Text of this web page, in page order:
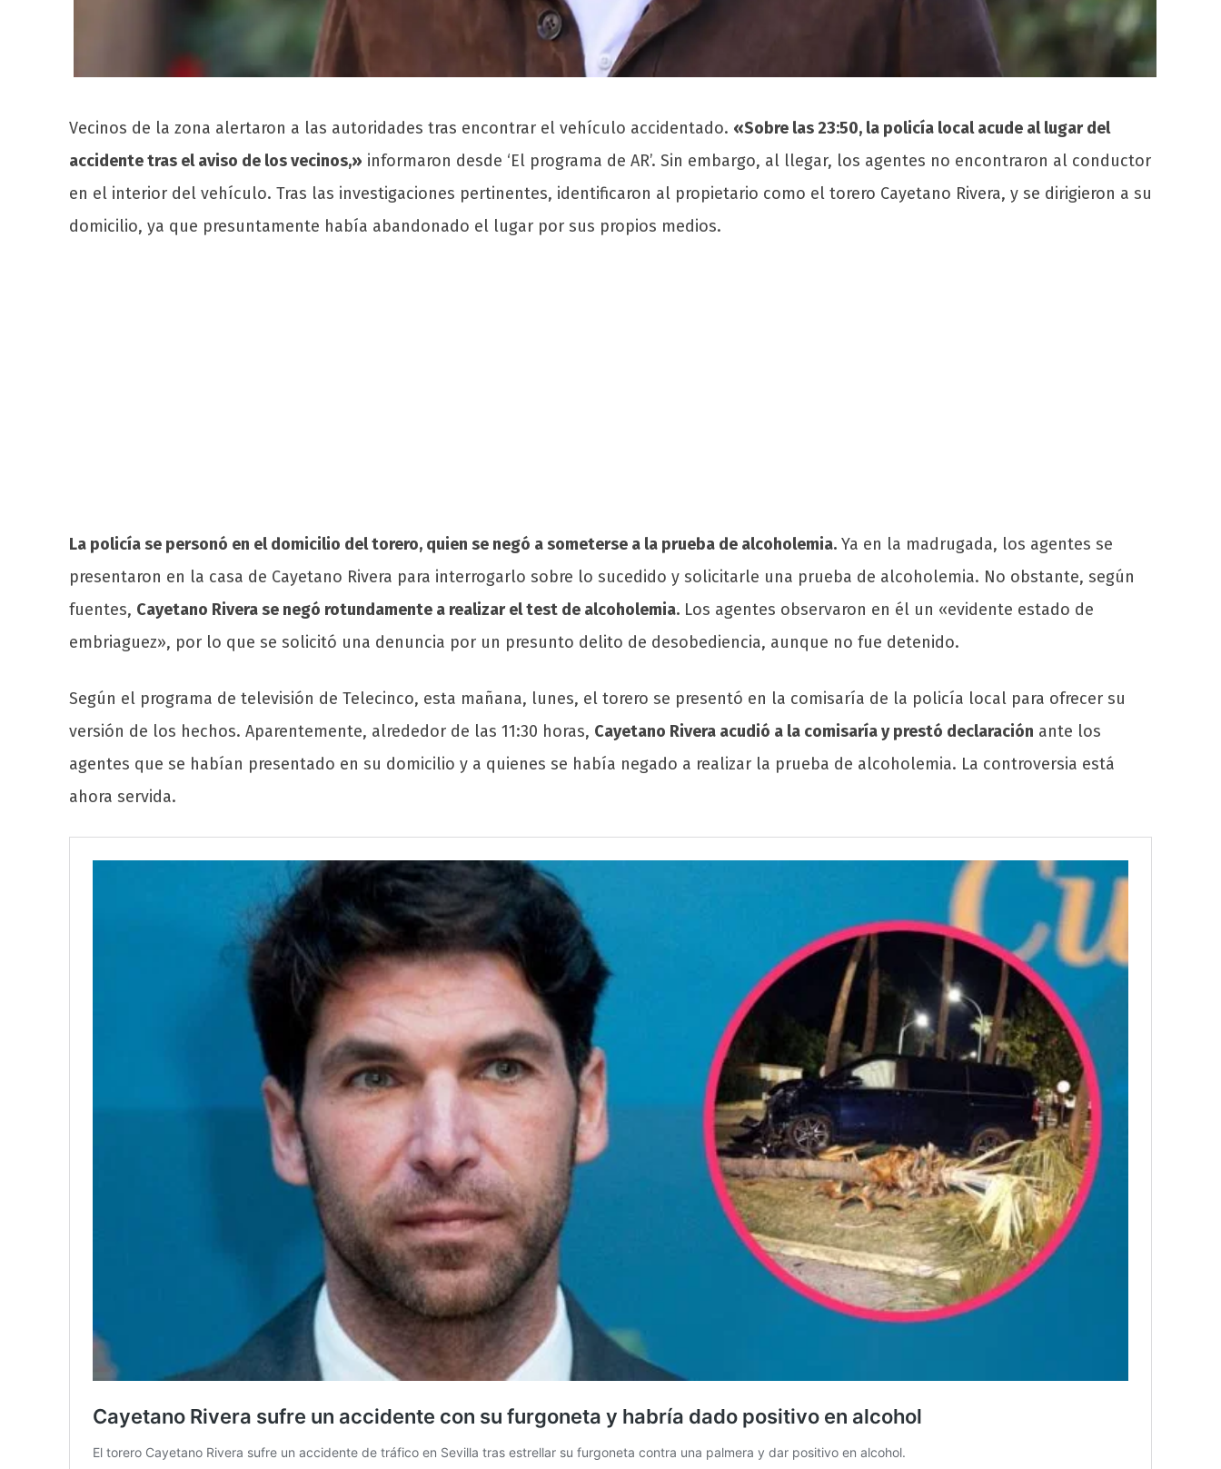
Vecinos de la zona alertaron a las autoridades tras encontrar el vehículo accidentado. «Sobre las 23:50, la policía local acude al lugar del
accidente tras el aviso de los vecinos,» informaron desde ‘El programa de AR’. Sin embargo, al llegar, los agentes no encontraron al conductor
en el interior del vehículo. Tras las investigaciones pertinentes, identificaron al propietario como el torero Cayetano Rivera, y se dirigieron a su
domicilio, ya que presuntamente había abandonado el lugar por sus propios medios.
La policía se personó en el domicilio del torero, quien se negó a someterse a la prueba de alcoholemia. Ya en la madrugada, los agentes se
presentaron en la casa de Cayetano Rivera para interrogarlo sobre lo sucedido y solicitarle una prueba de alcoholemia. No obstante, según
fuentes, Cayetano Rivera se negó rotundamente a realizar el test de alcoholemia. Los agentes observaron en él un «evidente estado de
embriaguez», por lo que se solicitó una denuncia por un presunto delito de desobediencia, aunque no fue detenido.
Según el programa de televisión de Telecinco, esta mañana, lunes, el torero se presentó en la comisaría de la policía local para ofrecer su
versión de los hechos. Aparentemente, alrededor de las 11:30 horas, Cayetano Rivera acudió a la comisaría y prestó declaración ante los
agentes que se habían presentado en su domicilio y a quienes se había negado a realizar la prueba de alcoholemia. La controversia está
ahora servida.